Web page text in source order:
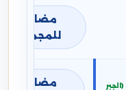
مضافة
للمجموع
(الجبر
مضافة